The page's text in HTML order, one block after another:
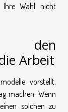
Ihre Wahl nicht
den
Arbeit
vorstellt,
machen. Wenn
solchen zu